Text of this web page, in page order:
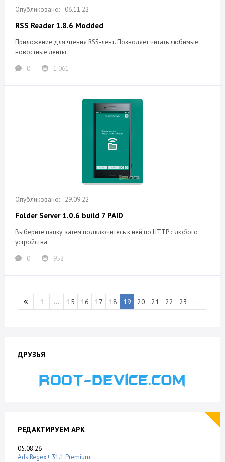
06.11.22
RSS Reader 1.8.6 Modded
Приложение для чтения RSS-лент. Позволяет читать любимые
новостные ленты.
0
1 061
29.09.22
Folder Server 1.0.6 build 7 PAID
Выберите папку, затем подключитесь к ней по HTTP с любого
устройства.
0
952
1 ... 15 16 17 18 19 20 21 22 23 ...
ДРУЗЬЯ
РЕДАКТИРУЕМ APK
05.08.26
Ads Regex+ 31.1 Premium